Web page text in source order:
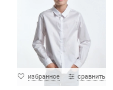
избранное сравнить